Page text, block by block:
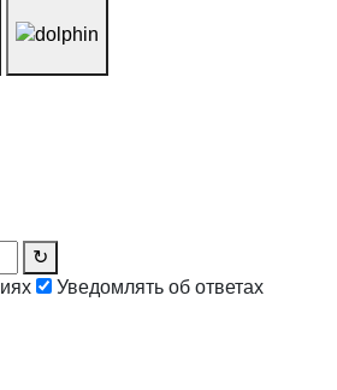
↻
Уведомлять об ответах